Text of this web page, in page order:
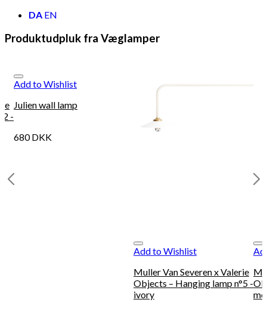
DA EN
Produktudpluk fra Væglamper
-
Add to Wishlist
Julien wall lamp
680DKK
Add to Wishlist
Muller Van Severen x Valerie
Objects – Hanging lamp n°5 -
ivory